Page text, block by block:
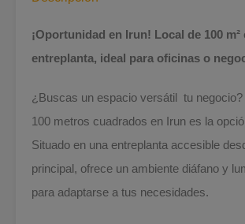
¡Oportunidad en Irun! Local de 100 m²
entreplanta, ideal para oficinas o
¿Buscas un espacio versátil tu
100 metros cuadrados en Irun es la
Situado en una entreplanta accesible
principal, ofrece un ambiente diáfano y
para adaptarse a tus necesidades.